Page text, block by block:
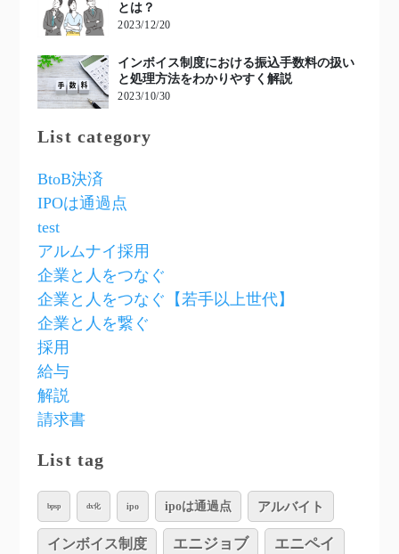
とは？
2023/12/20
インボイス制度における振込手数料の扱い
と処理方法をわかりやすく解説
2023/10/30
List category
BtoB決済
IPOは通過点
test
アルムナイ採用
企業と人をつなぐ
企業と人をつなぐ【若手以上世代】
企業と人を繋ぐ
採用
給与
解説
請求書
List tag
bpsp dx化 ipo ipoは通過点 アルバイト
インボイス制度 エニジョブ エニペイ